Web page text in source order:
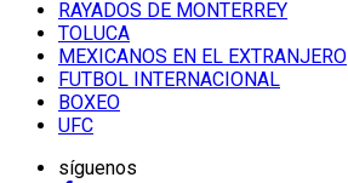
RAYADOS DE MONTERREY
TOLUCA
MEXICANOS EN EL EXTRANJERO
FUTBOL INTERNACIONAL
BOXEO
UFC
síguenos